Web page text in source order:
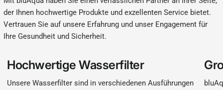
der Ihnen hochwertige Produkte und exzellenten Service bietet.
Vertrauen Sie auf unsere Erfahrung und unser Engagement für
Ihre Gesundheit und Sicherheit.
Hochwertige Wasserfilter
Unsere Wasserfilter sind in verschiedenen Ausführungen